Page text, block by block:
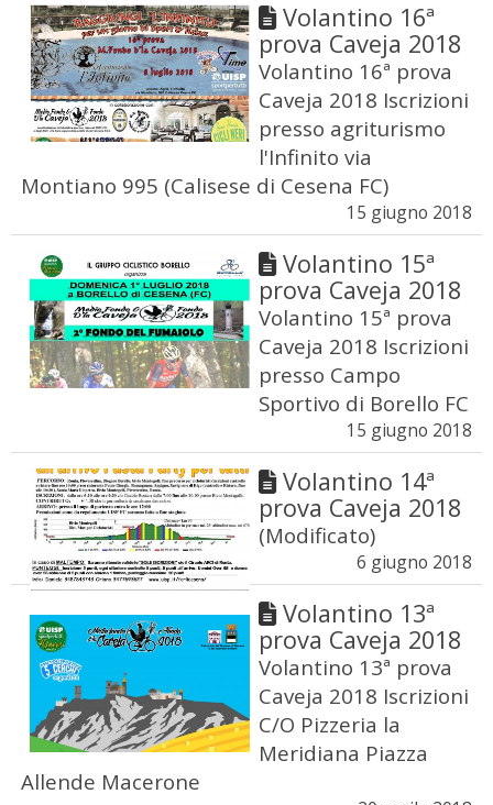
Volantino 16ª
prova Caveja 2018
Volantino 16ª prova
Caveja 2018 Iscrizioni
presso agriturismo
l'Infinito via
Montiano 995 (Calisese di Cesena FC)
15 giugno 2018
Volantino 15ª
prova Caveja 2018
Volantino 15ª prova
Caveja 2018 Iscrizioni
presso Campo
Sportivo di Borello FC
15 giugno 2018
Volantino 14ª
prova Caveja 2018
(Modificato)
6 giugno 2018
Volantino 13ª
prova Caveja 2018
Volantino 13ª prova
Caveja 2018 Iscrizioni
C/O Pizzeria la
Meridiana Piazza
Allende Macerone